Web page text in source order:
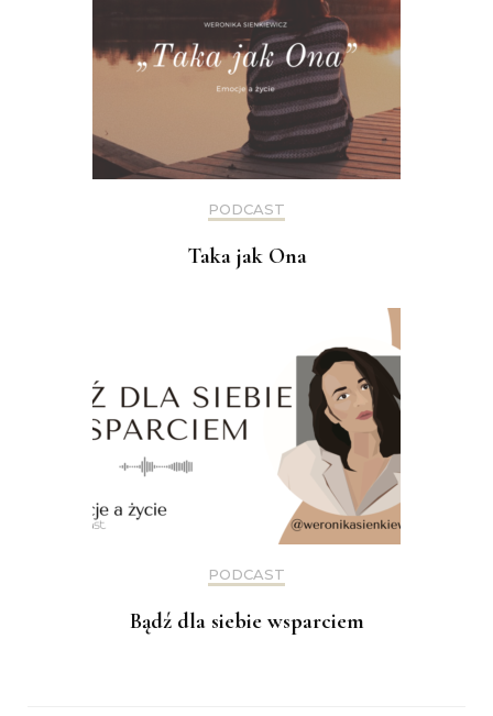
PODCAST
Taka jak Ona
PODCAST
Bądź dla siebie wsparciem